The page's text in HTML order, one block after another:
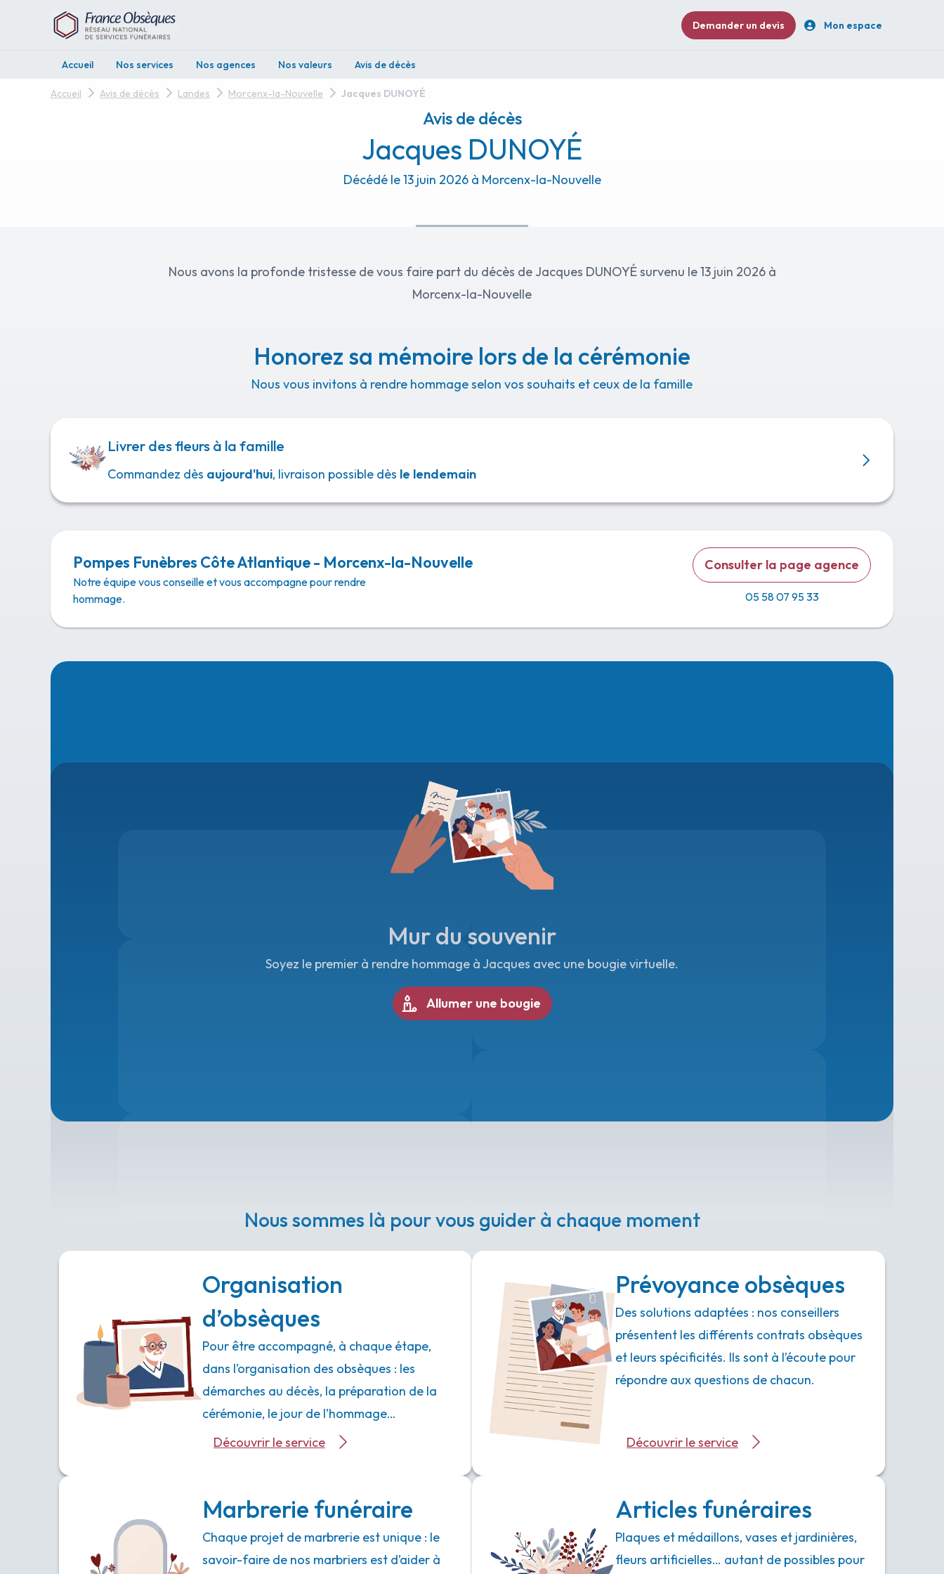
Demander un devis Mon espace
Accueil Nos services Nos agences Nos valeurs Avis de décès
Accueil Avis de décès Landes Morcenx-la-Nouvelle Jacques DUNOYÉ
Avis de décès
Jacques DUNOYÉ
Décédé le 13 juin 2026 à Morcenx-la-Nouvelle
Nous avons la profonde tristesse de vous faire part du décès de Jacques DUNOYÉ survenu le 13 juin 2026 à
Morcenx-la-Nouvelle
Honorez sa mémoire lors de la cérémonie
Nous vous invitons à rendre hommage selon vos souhaits et ceux de la famille
Livrer des fleurs à la famille
Commandez dès aujourd'hui, livraison possible dès le lendemain
Pompes Funèbres Côte Atlantique - Morcenx-la-Nouvelle
Notre équipe vous conseille et vous accompagne pour rendre
hommage.
Consulter la page agence
05 58 07 95 33
Mur du souvenir
Soyez le premier à rendre hommage à Jacques avec une bougie virtuelle.
Allumer une bougie
Nous sommes là pour vous guider à chaque moment
Organisation
d’obsèques
Pour être accompagné, à chaque étape,
dans l’organisation des obsèques : les
démarches au décès, la préparation de la
cérémonie, le jour de l’hommage…
Découvrir le service
Prévoyance obsèques
Des solutions adaptées : nos conseillers
présentent les différents contrats obsèques
et leurs spécificités. Ils sont à l’écoute pour
répondre aux questions de chacun.
Découvrir le service
Marbrerie funéraire
Chaque projet de marbrerie est unique : le
savoir-faire de nos marbriers est d’aider à
Articles funéraires
Plaques et médaillons, vases et jardinières,
fleurs artificielles… autant de possibles pour